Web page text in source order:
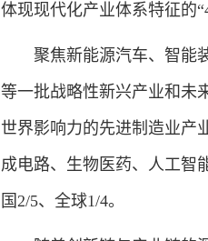
体现现代化产业体系特征的
聚焦新能源汽车、智能装
等一批战略性新兴产业和未
世界影响力的先进制造业产
成电路、生物医药、人工智
国2/5、全球1/4。